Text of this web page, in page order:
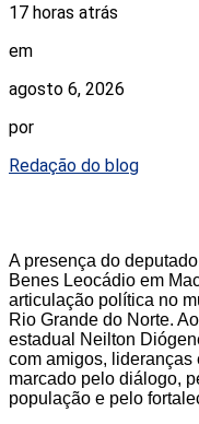
17 horas atrás
em
agosto 6, 2026
por
Redação do blog
A presença do
Benes Leocádio em
articulação política no
Rio Grande do Norte.
estadual Neilton
com amigos, lideranças
marcado pelo diálogo,
população e pelo